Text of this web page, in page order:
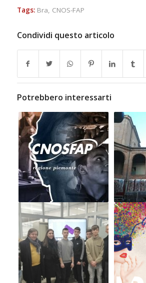
Tags: Bra, CNOS-FAP
Condividi questo articolo
Potrebbero interessarti